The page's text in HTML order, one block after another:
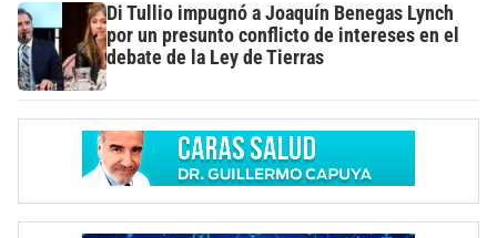
Di Tullio impugnó a Joaquín Benegas Lynch
por un presunto conflicto de intereses en el
debate de la Ley de Tierras